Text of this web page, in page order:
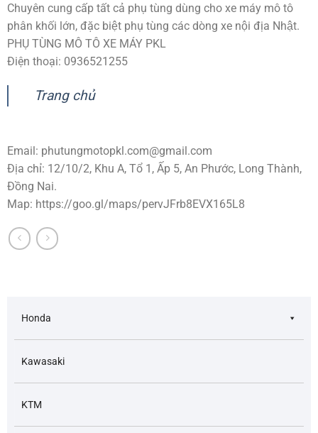
Chuyên cung cấp tất cả phụ tùng dùng cho xe máy mô tô
phân khối lớn, đặc biệt phụ tùng các dòng xe nội địa Nhật.
PHỤ TÙNG MÔ TÔ XE MÁY PKL
Điện thoại: 0936521255
Trang chủ
Email: phutungmotopkl.com@gmail.com
Địa chỉ: 12/10/2, Khu A, Tổ 1, Ấp 5, An Phước, Long Thành,
Đồng Nai.
Map: https://goo.gl/maps/pervJFrb8EVX165L8
Honda
Kawasaki
KTM